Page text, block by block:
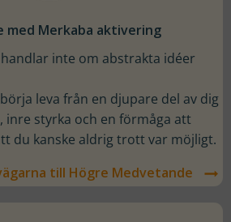
med Merkaba aktivering
inte om abstrakta idéer
leva från en djupare del av dig
styrka och en förmåga att
du kanske aldrig trott var möjligt.
till Högre Medvetande